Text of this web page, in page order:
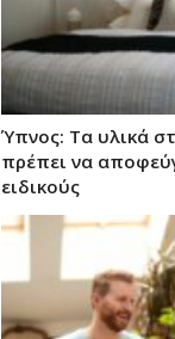
Ύπνος: Τα υλικά
πρέπει να
ειδικούς